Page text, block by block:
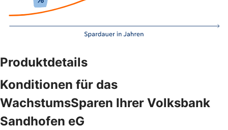
Produktdetails
Konditionen für das
WachstumsSparen Ihrer Volksbank
Sandhofen eG